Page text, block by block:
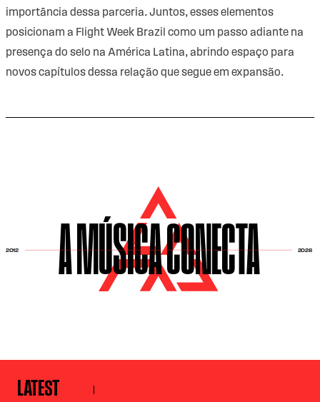
importância dessa parceria. Juntos, esses elementos
posicionam a Flight Week Brazil como um passo adiante na
presença do selo na América Latina, abrindo espaço para
novos capítulos dessa relação que segue em expansão.
A MÚSICA CONECTA
2012 2026
LATEST